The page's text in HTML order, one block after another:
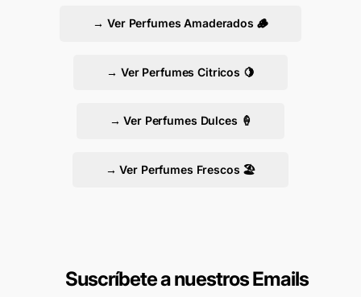
→ Ver Perfumes Amaderados 🪵
→ Ver Perfumes Citricos 🍋
→ Ver Perfumes Dulces 🍦
→ Ver Perfumes Frescos 🏖️
Suscríbete a nuestros Emails